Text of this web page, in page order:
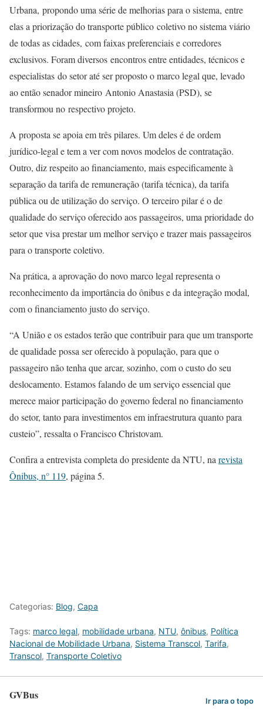
Urbana, propondo uma série de melhorias para o sistema, entre
elas a priorização do transporte público coletivo no sistema viário
de todas as cidades, com faixas preferenciais e corredores
exclusivos. Foram diversos encontros entre entidades, técnicos e
especialistas do setor até ser proposto o marco legal que, levado
ao então senador mineiro Antonio Anastasia (PSD), se
transformou no respectivo projeto.
A proposta se apoia em três pilares. Um deles é de ordem
jurídico-legal e tem a ver com novos modelos de contratação.
Outro, diz respeito ao financiamento, mais especificamente à
separação da tarifa de remuneração (tarifa técnica), da tarifa
pública ou de utilização do serviço. O terceiro pilar é o de
qualidade do serviço oferecido aos passageiros, uma prioridade do
setor que visa prestar um melhor serviço e trazer mais passageiros
para o transporte coletivo.
Na prática, a aprovação do novo marco legal representa o
reconhecimento da importância do ônibus e da integração modal,
com o financiamento justo do serviço.
“A União e os estados terão que contribuir para que um transporte
de qualidade possa ser oferecido à população, para que o
passageiro não tenha que arcar, sozinho, com o custo do seu
deslocamento. Estamos falando de um serviço essencial que
merece maior participação do governo federal no financiamento
do setor, tanto para investimentos em infraestrutura quanto para
custeio”, ressalta o Francisco Christovam.
Confira a entrevista completa do presidente da NTU, na revista
Ônibus, n° 119, página 5.
Categorias: Blog, Capa
Tags: marco legal, mobilidade urbana, NTU, ônibus, Política
Nacional de Mobilidade Urbana, Sistema Transcol, Tarifa,
Transcol, Transporte Coletivo
GVBus Ir para o topo